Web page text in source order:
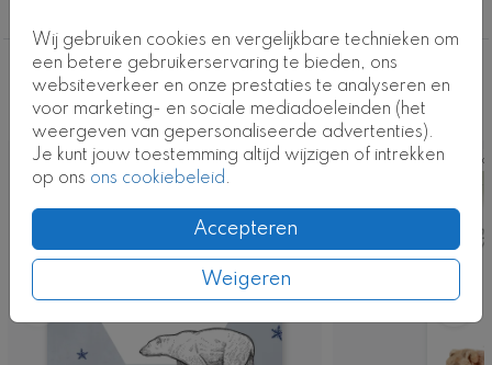
Wij gebruiken cookies en vergelijkbare technieken om
een betere gebruikerservaring te bieden, ons
websiteverkeer en onze prestaties te analyseren en
voor marketing- en sociale mediadoeleinden (het
weergeven van gepersonaliseerde advertenties).
Je kunt jouw toestemming altijd wijzigen of intrekken
op ons ons cookiebeleid.
Accepteren
Weigeren
Kaartcode: 0384-j
Deze ontwerpen vind je misschien ook
leuk
Kaart